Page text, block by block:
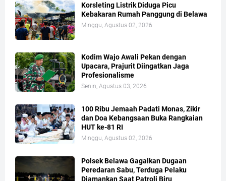
Korsleting Listrik Diduga Picu
Kebakaran Rumah Panggung di Belawa
Minggu, Agustus 02, 2026
Kodim Wajo Awali Pekan dengan
Upacara, Prajurit Diingatkan Jaga
Profesionalisme
Senin, Agustus 03, 2026
100 Ribu Jemaah Padati Monas, Zikir
dan Doa Kebangsaan Buka Rangkaian
HUT ke-81 RI
Minggu, Agustus 02, 2026
Polsek Belawa Gagalkan Dugaan
Peredaran Sabu, Terduga Pelaku
Diamankan Saat Patroli Biru